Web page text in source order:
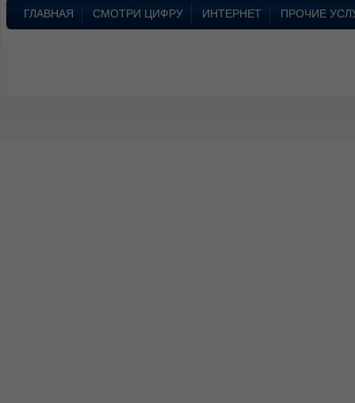
ГЛАВНАЯ СМОТРИ ЦИФРУ ИНТЕРНЕТ ПРОЧИЕ